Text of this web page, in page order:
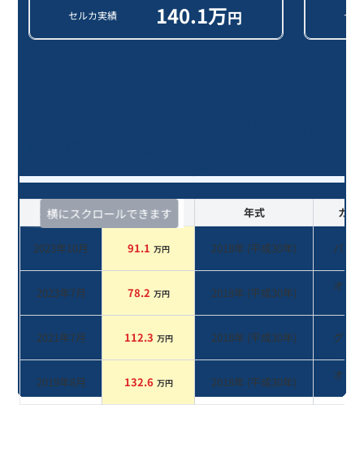
セルカ実績 140.1万円 セ
横にスクロールできます
査定時期 セルカ実績 年式 カラ
2023年10月 91.1 万円 2018年 (平成30年) パール
2023年7月 78.2 万円 2018年 (平成30年)
オレ
2021年7月 112.3 万円 2018年 (平成30年) グレー
2019年8月 132.6 万円 2018年 (平成30年)
オレ